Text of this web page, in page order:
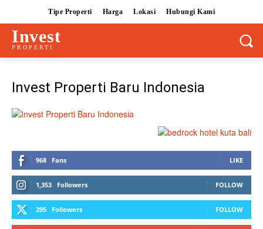
Tipe Properti Harga Lokasi Hubungi Kami
Invest
PROPERTI
Invest Properti Baru Indonesia
968 Fans LIKE
1,353 Followers FOLLOW
295 Followers FOLLOW